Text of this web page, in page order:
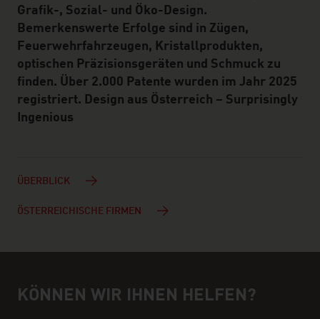
Grafik-, Sozial- und Öko-Design.
Bemerkenswerte Erfolge sind in Zügen,
Feuerwehrfahrzeugen, Kristallprodukten,
optischen Präzisionsgeräten und Schmuck zu
finden. Über 2.000 Patente wurden im Jahr 2025
registriert. Design aus Österreich – Surprisingly
Ingenious
ÜBERBLICK
ÖSTERREICHISCHE FIRMEN
Hilfe und Ansprechpartner
KÖNNEN WIR IHNEN HELFEN?